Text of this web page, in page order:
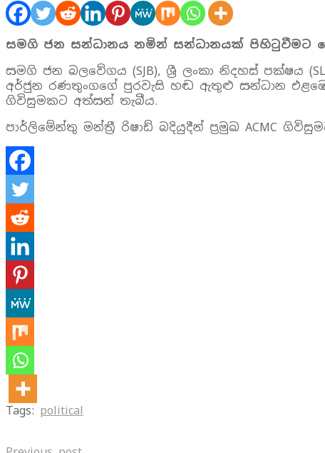
සමගි ජන සන්ධානය නමින් සන්ධානයක් පිහිටුවීමට
සමගි ජන බලවේගය (SJB), ශ්‍රී ලංකා නිදහස් පක්ෂය
අර්ජුන රණතුංගගේ පුරවැසි හඬ ඇතුළු සන්ධාන
ගිවිසුමකට අත්සන් තැබීය.
පාර්ලිමේන්තු මන්ත්‍රී රිෂාඩ් බදියුදීන් ප්‍රමුඛ ACMC
Tags: political